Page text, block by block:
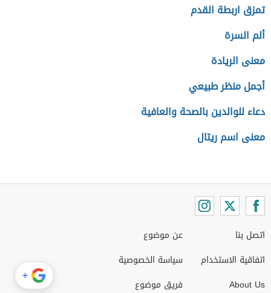
تمزق اربطة القدم
ألم السرة
معنى الريادة
أجمل منظر طبيعي
دعاء للوالدين بالصحة والعافية
معنى اسم ريتال
اتصل بنا
اتفاقية الاستخدام
About Us
عن موضوع
سياسة الخصوصية
فريق موضوع
+